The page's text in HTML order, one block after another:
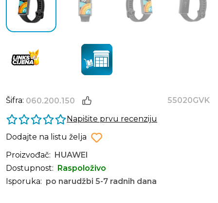
Šifra: 060.200.150
55020GVK
Napišite prvu recenziju
Dodajte na listu želja
Proizvođač:
HUAWEI
Dostupnost:
Raspoloživo
Isporuka: po narudžbi 5-7 radnih dana